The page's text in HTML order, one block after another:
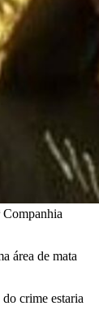
área de mata
crime estaria